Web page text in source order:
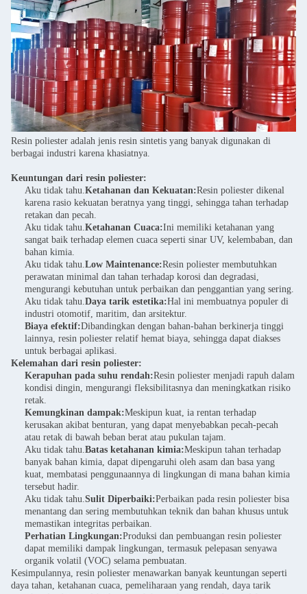
Resin poliester adalah jenis resin sintetis yang banyak digunakan di
berbagai industri karena khasiatnya.
Keuntungan dari resin poliester:
Aku tidak tahu.Ketahanan dan Kekuatan:Resin poliester dikenal
karena rasio kekuatan beratnya yang tinggi, sehingga tahan terhadap
retakan dan pecah.
Aku tidak tahu.Ketahanan Cuaca:Ini memiliki ketahanan yang
sangat baik terhadap elemen cuaca seperti sinar UV, kelembaban, dan
bahan kimia.
Aku tidak tahu.Low Maintenance:Resin poliester membutuhkan
perawatan minimal dan tahan terhadap korosi dan degradasi,
mengurangi kebutuhan untuk perbaikan dan penggantian yang sering.
Aku tidak tahu.Daya tarik estetika:Hal ini membuatnya populer di
industri otomotif, maritim, dan arsitektur.
Biaya efektif:Dibandingkan dengan bahan-bahan berkinerja tinggi
lainnya, resin poliester relatif hemat biaya, sehingga dapat diakses
untuk berbagai aplikasi.
Kelemahan dari resin poliester:
Kerapuhan pada suhu rendah:Resin poliester menjadi rapuh dalam
kondisi dingin, mengurangi fleksibilitasnya dan meningkatkan risiko
retak.
Kemungkinan dampak:Meskipun kuat, ia rentan terhadap
kerusakan akibat benturan, yang dapat menyebabkan pecah-pecah
atau retak di bawah beban berat atau pukulan tajam.
Aku tidak tahu.Batas ketahanan kimia:Meskipun tahan terhadap
banyak bahan kimia, dapat dipengaruhi oleh asam dan basa yang
kuat, membatasi penggunaannya di lingkungan di mana bahan kimia
tersebut hadir.
Aku tidak tahu.Sulit Diperbaiki:Perbaikan pada resin poliester bisa
menantang dan sering membutuhkan teknik dan bahan khusus untuk
memastikan integritas perbaikan.
Perhatian Lingkungan:Produksi dan pembuangan resin poliester
dapat memiliki dampak lingkungan, termasuk pelepasan senyawa
organik volatil (VOC) selama pembuatan.
Kesimpulannya, resin poliester menawarkan banyak keuntungan seperti
daya tahan, ketahanan cuaca, pemeliharaan yang rendah, daya tarik